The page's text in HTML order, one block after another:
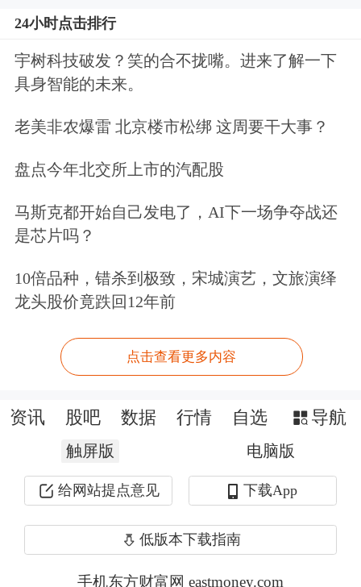
120亿美元，比市场预期高出44%。整
体收入、经营利润以及与AI相关的云基
础设施收入均低于预期。
分析师指出：“甲骨文未能实现其不久
前立下的目标，这让市场质疑其兑现未
来承诺的能力。”
甲骨文的财报重新点燃了市场对科技股
估值的担忧，尤其是巨额AI基础设施投
入是否能带来回报，使得11月以来的那
段剧烈波动再次浮现。
24小时点击排行
宇树科技破发？笑的合不拢嘴。进来了解一下
具身智能的未来。
老美非农爆雷 北京楼市松绑 这周要干大事？
盘点今年北交所上市的汽配股
马斯克都开始自己发电了，AI下一场争夺战还
是芯片吗？
10倍品种，错杀到极致，宋城演艺，文旅演绎
龙头股价竟跌回12年前
点击查看更多内容
资讯 股吧 数据 行情 自选 导航
触屏版 电脑版
给网站提点意见 下载App
低版本下载指南
手机东方财富网 eastmoney.com